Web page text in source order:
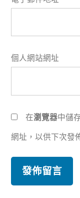
個人網站網址
在瀏覽器中儲
網址，以供下次發